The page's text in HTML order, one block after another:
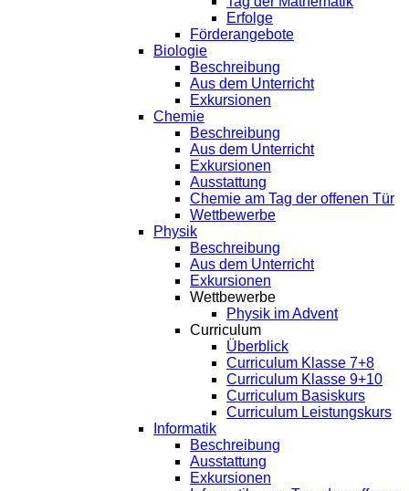
Erfolge
Förderangebote
Biologie
Beschreibung
Aus dem Unterricht
Exkursionen
Chemie
Beschreibung
Aus dem Unterricht
Exkursionen
Ausstattung
Chemie am Tag der offenen Tür
Wettbewerbe
Physik
Beschreibung
Aus dem Unterricht
Exkursionen
Wettbewerbe
Physik im Advent
Curriculum
Überblick
Curriculum Klasse 7+8
Curriculum Klasse 9+10
Curriculum Basiskurs
Curriculum Leistungskurs
Informatik
Beschreibung
Ausstattung
Exkursionen